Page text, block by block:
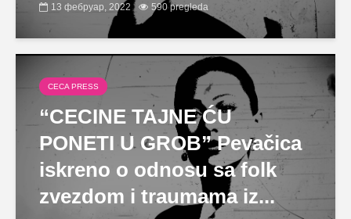
13 фебруар, 2022 590 pregleda
CECA PRESS
“CECINE TAJNE ĆU
PONETI U GROB” Pevačica
iskreno o odnosu sa folk
zvezdom i traumama iz...